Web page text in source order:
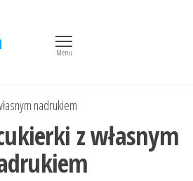
Menu
nadrukiem
z własnym